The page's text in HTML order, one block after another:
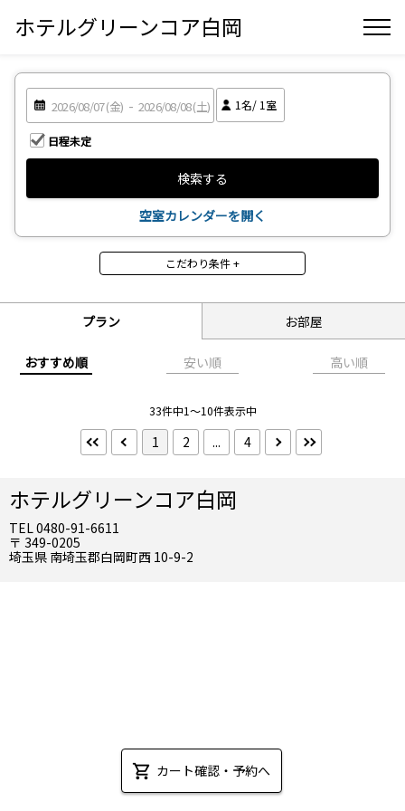
ホテルグリーンコア白岡
カート確認・予約へ
日程未定
1名/ 1 室
検索する
空室カレンダーを開く
こだわり条件 +
早割（早期ご予約がお
ファミリーにおすすめ
ビジネスにおすすめ
食事なし
朝食付
禁煙
喫煙
部屋の特長
高層階
プラン お部屋
おすすめ順 安い順 高い順
33件中1～10件表示中
1 2 ... 4
ホテルグリーンコア白岡
TEL 0480-91-6611
〒 349-0205
埼玉県 南埼玉郡白岡町西 10-9-2